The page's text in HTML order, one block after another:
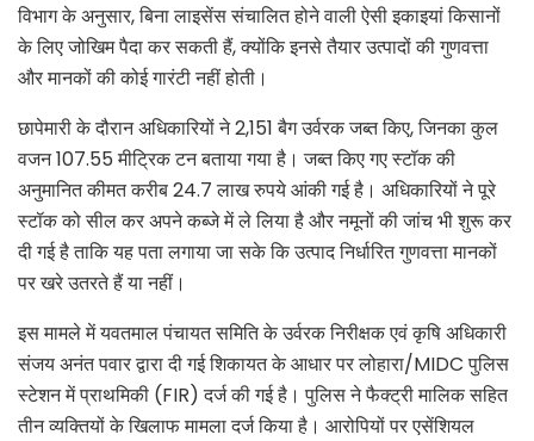
विभाग के अनुसार, बिना लाइसेंस संचालित होने वाली ऐसी इकाइयां किसानों
के लिए जोखिम पैदा कर सकती हैं, क्योंकि इनसे तैयार उत्पादों की गुणवत्ता
और मानकों की कोई गारंटी नहीं होती।
छापेमारी के दौरान अधिकारियों ने 2,151 बैग उर्वरक जब्त किए, जिनका कुल
वजन 107.55 मीट्रिक टन बताया गया है। जब्त किए गए स्टॉक की
अनुमानित कीमत करीब 24.7 लाख रुपये आंकी गई है। अधिकारियों ने पूरे
स्टॉक को सील कर अपने कब्जे में ले लिया है और नमूनों की जांच भी शुरू कर
दी गई है ताकि यह पता लगाया जा सके कि उत्पाद निर्धारित गुणवत्ता मानकों
पर खरे उतरते हैं या नहीं।
इस मामले में यवतमाल पंचायत समिति के उर्वरक निरीक्षक एवं कृषि अधिकारी
संजय अनंत पवार द्वारा दी गई शिकायत के आधार पर लोहारा/MIDC पुलिस
स्टेशन में प्राथमिकी (FIR) दर्ज की गई है। पुलिस ने फैक्ट्री मालिक सहित
तीन व्यक्तियों के खिलाफ मामला दर्ज किया है। आरोपियों पर एसेंशियल